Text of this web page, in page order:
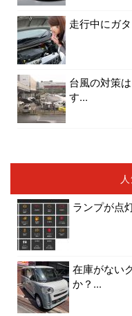
走行中にガ
台風の対策
す...
ランプが点
在庫がない
か？...